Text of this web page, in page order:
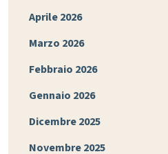
Aprile 2026
Marzo 2026
Febbraio 2026
Gennaio 2026
Dicembre 2025
Novembre 2025